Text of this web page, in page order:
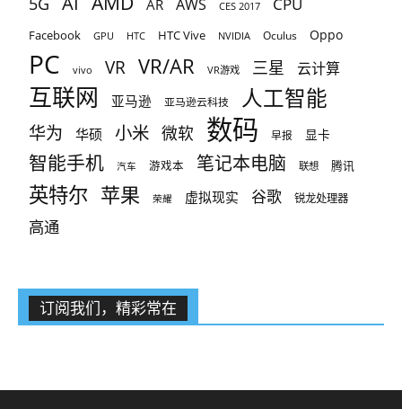
AR AWS CES 2017 CPU
Facebook GPU HTC HTC Vive NVIDIA Oculus Oppo
PC vivo VR VR/AR VR游戏 三星 云计算
互联网 亚马逊 亚马逊云科技 人工智能
华为 华硕 小米 微软 数码 早报 显卡
智能手机 汽车 游戏本 笔记本电脑 联想 腾讯
英特尔 苹果 荣耀 虚拟现实 谷歌 锐龙处理器
高通
订阅我们，精彩常在